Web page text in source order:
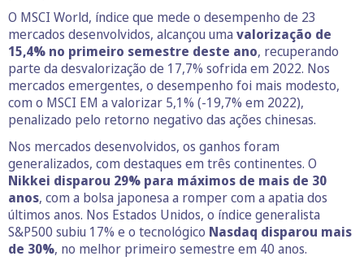
O MSCI World, índice que mede o desempenho de 23
mercados desenvolvidos, alcançou uma valorização de
15,4% no primeiro semestre deste ano, recuperando
parte da desvalorização de 17,7% sofrida em 2022. Nos
mercados emergentes, o desempenho foi mais modesto,
com o MSCI EM a valorizar 5,1% (-19,7% em 2022),
penalizado pelo retorno negativo das ações chinesas.
Nos mercados desenvolvidos, os ganhos foram
generalizados, com destaques em três continentes. O
Nikkei disparou 29% para máximos de mais de 30
anos, com a bolsa japonesa a romper com a apatia dos
últimos anos. Nos Estados Unidos, o índice generalista
S&P500 subiu 17% e o tecnológico Nasdaq disparou mais
de 30%, no melhor primeiro semestre em 40 anos.